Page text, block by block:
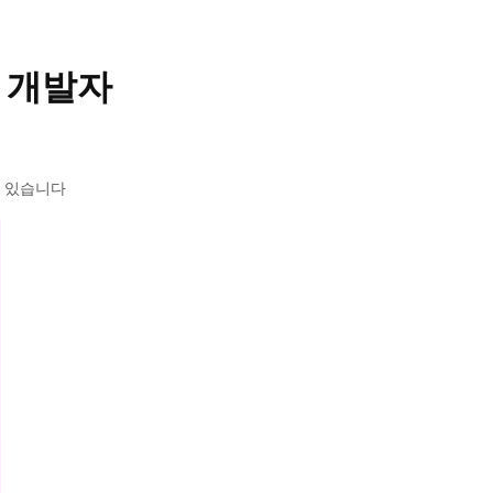
발자
습니다